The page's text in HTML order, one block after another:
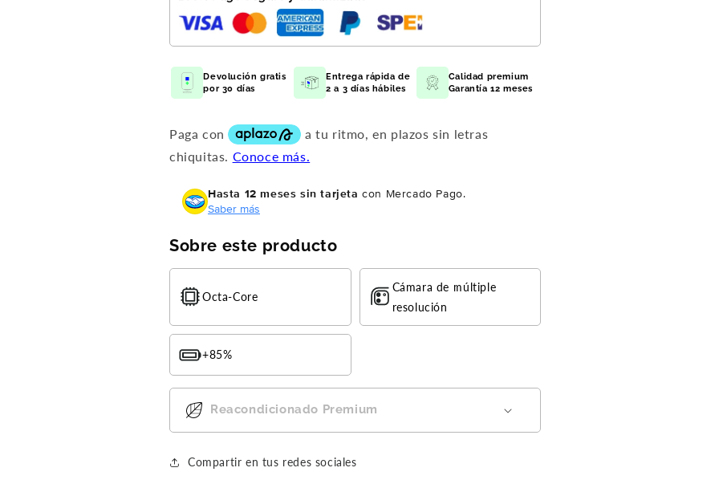
Devolución gratis
por 30 días
Entrega rápida de
2 a 3 días hábiles
Calidad premium
Garantía 12 meses
Hasta 12 meses sin tarjeta con Mercado Pago.
Saber más
Sobre este producto
Octa-Core
Cámara de múltiple
resolución
+85%
Reacondicionado Premium
Compartir en tus redes sociales
tarjeta de crédito